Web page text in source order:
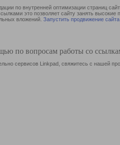
по внутренней оптимизации страниц
это позволяет сайту занять
вложений. Запустить продвижение сайта
по вопросам работы со
сервисов Linkpad, свяжитесь с нашей